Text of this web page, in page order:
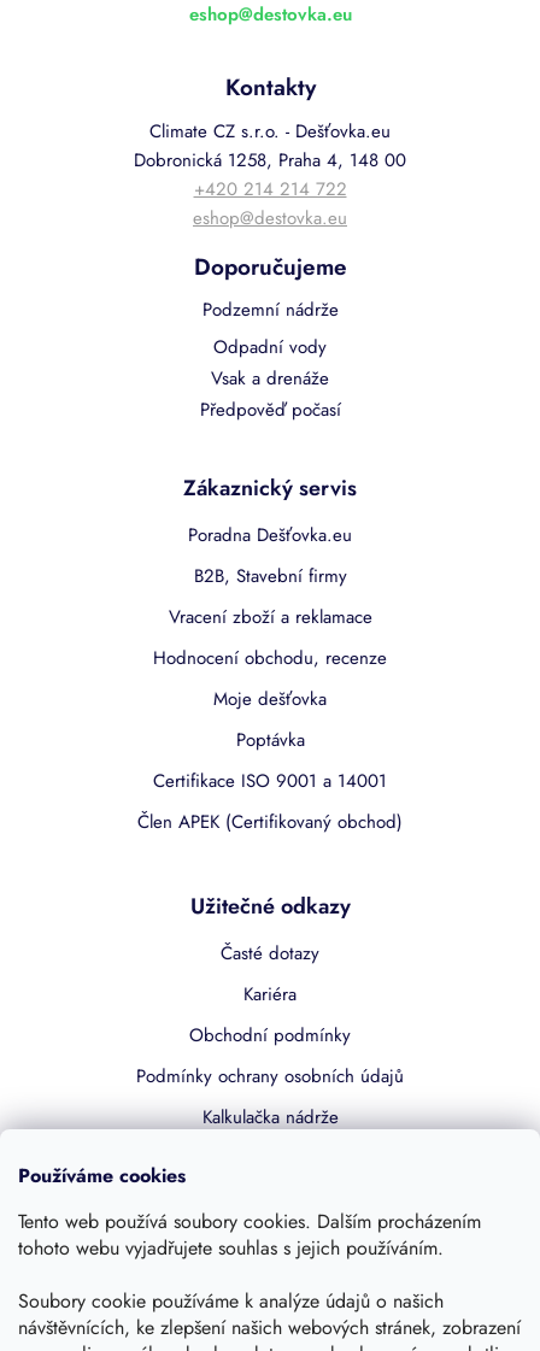
Používáme cookies
Tento web používá soubory cookies. Dalším procházením
tohoto webu vyjadřujete souhlas s jejich používáním.
Soubory cookie používáme k analýze údajů o našich
návštěvnících, ke zlepšení našich webových stránek, zobrazení
eshop@destovka.eu
Kontakty
Climate CZ s.r.o. - Dešťovka.eu
Dobronická 1258, Praha 4, 148 00
+420 214 214 722
eshop@destovka.eu
Doporučujeme
Podzemní nádrže
Odpadní vody
Vsak a drenáže
Předpověď počasí
Zákaznický servis
Poradna Dešťovka.eu
B2B, Stavební firmy
Vracení zboží a reklamace
Hodnocení obchodu, recenze
Moje dešťovka
Poptávka
Certifikace ISO 9001 a 14001
Člen APEK (Certifikovaný obchod)
Užitečné odkazy
Časté dotazy
Kariéra
Obchodní podmínky
Podmínky ochrany osobních údajů
Kalkulačka nádrže
Kontakty
Sledujte nás